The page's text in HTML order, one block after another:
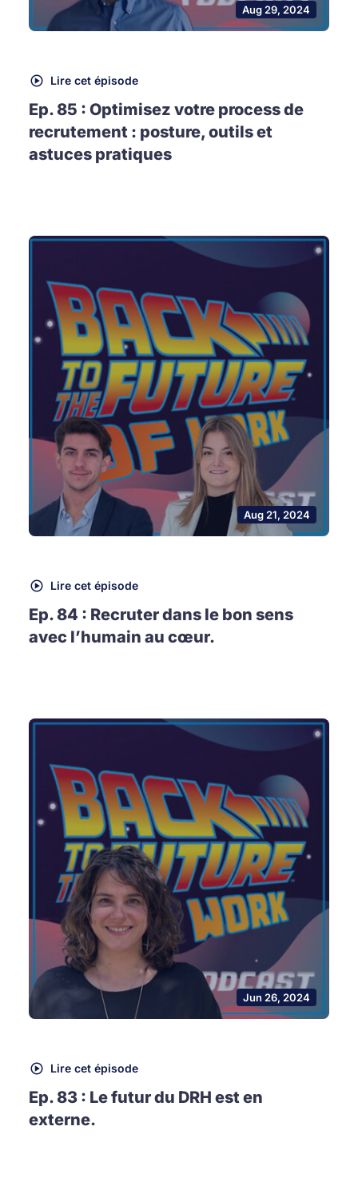
Aug 29, 2024
Lire cet épisode
Ep. 85 : Optimisez votre process de
recrutement : posture, outils et
astuces pratiques
Aug 21, 2024
Lire cet épisode
Ep. 84 : Recruter dans le bon sens
avec l’humain au cœur.
Jun 26, 2024
Lire cet épisode
Ep. 83 : Le futur du DRH est en
externe.